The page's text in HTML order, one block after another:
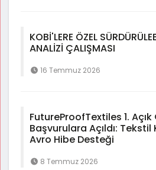
KOBİ'LERE ÖZEL
ANALİZİ ÇALIŞMASI
16 Temmuz 2026
FutureProofTextiles 1. Açık
Başvurulara Açıldı: Tekstil
Avro Hibe Desteği
8 Temmuz 2026